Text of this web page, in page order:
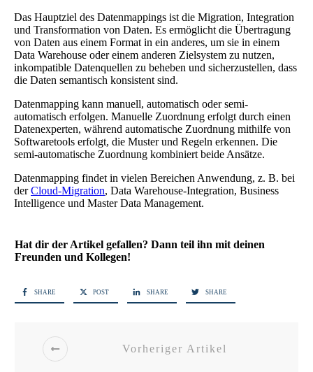
Das Hauptziel des Datenmappings ist die Migration, Integration
und Transformation von Daten. Es ermöglicht die Übertragung
von Daten aus einem Format in ein anderes, um sie in einem
Data Warehouse oder einem anderen Zielsystem zu nutzen,
inkompatible Datenquellen zu beheben und sicherzustellen, dass
die Daten semantisch konsistent sind.
Datenmapping kann manuell, automatisch oder semi-
automatisch erfolgen. Manuelle Zuordnung erfolgt durch einen
Datenexperten, während automatische Zuordnung mithilfe von
Softwaretools erfolgt, die Muster und Regeln erkennen. Die
semi-automatische Zuordnung kombiniert beide Ansätze.
Datenmapping findet in vielen Bereichen Anwendung, z. B. bei
derCloud-Migration, Data Warehouse-Integration, Business
Intelligence und Master Data Management.
Hat dir der Artikel gefallen? Dann teil ihn mit deinen
Freunden und Kollegen!
SHARE POST SHARE SHARE
Vorheriger Artikel